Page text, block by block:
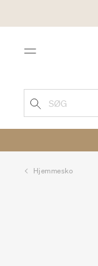
Menu
SØG
Hjemmesko